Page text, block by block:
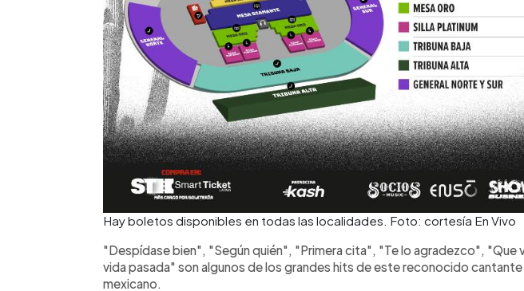
Hay boletos disponibles en todas las localidades. Foto: cortesía En Vivo
"Despídase bien", "Según quién", "Primera cita", "Te lo agradezco", "Que
vida pasada" son algunos de los grandes hits de este reconocido
mexicano.